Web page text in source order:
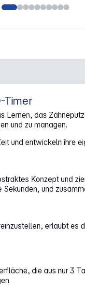
Timer
Lernen, das
und zu managen.
und entwickeln ihre
Konzept und
und
erlaubt es
die aus nur 3